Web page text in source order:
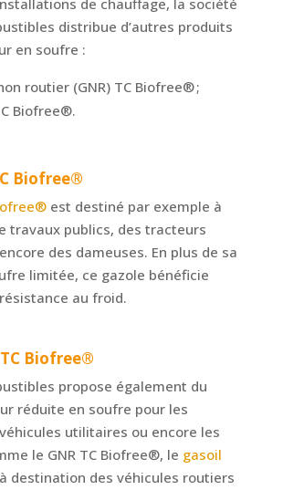
de chauffage, la société
distribue d’autres produits
en soufre :
routier (GNR) TC Biofree® ;
Biofree®.
Biofree®
est destiné par exemple à
travaux publics, des tracteurs
des dameuses. En plus de sa
limitée, ce gazole bénéficie
au froid.
Biofree®
propose également du
réduite en soufre pour les
utilitaires ou encore les
le GNR TC Biofree®, le gasoil
destination des véhicules routiers